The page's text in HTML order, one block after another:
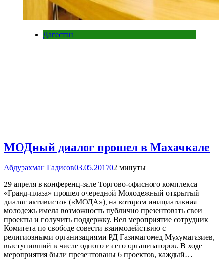
Дагестан
МОДный диалог прошел в Махачкале
Абдурахман Гадисов03.05.201702 минуты
29 апреля в конференц-зале Торгово-офисного комплекса
«Гранд-плаза» прошел очередной Молодежный открытый
диалог активистов («МОДА»), на котором инициативная
молодежь имела возможность публично презентовать свои
проекты и получить поддержку. Вел мероприятие сотрудник
Комитета по свободе совести взаимодействию с
религиозными организациями РД Газимагомед Мухумагазиев,
выступивший в числе одного из его организаторов. В ходе
мероприятия были презентованы 6 проектов, каждый…